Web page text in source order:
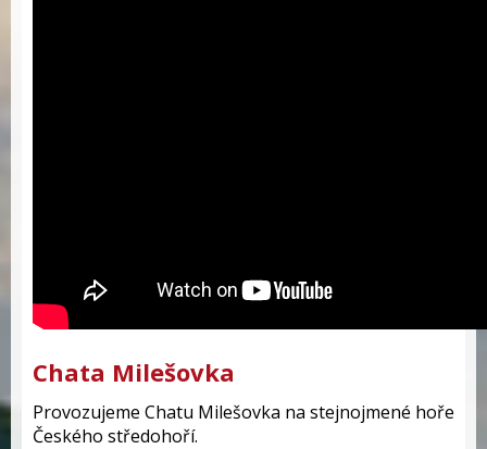
Chata Milešovka
Provozujeme Chatu Milešovka na stejnojmené hoře
Českého středohoří.